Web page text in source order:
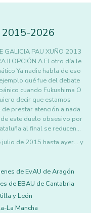
2015-2026
GALICIA PAU XUÑO 2013
II OPCIÓN A El otro día le
Ya nadie habla de eso
qué fue del debate
cuando Fukushima O
decir que estamos
prestar atención a nada
este duelo obsesivo por
al final se reducen…
de 2015 hasta ayer... y
de EvAU de Aragón
de EBAU de Cantabria
y León
La Mancha